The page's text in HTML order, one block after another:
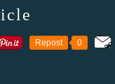
Repost 0